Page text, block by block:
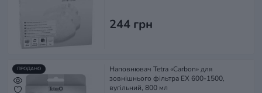
244 грн
ПРОДАНО
Наповнювач Tetra «Carbon» для
зовнішнього фільтра EX 600-1500,
вугільний, 800 мл